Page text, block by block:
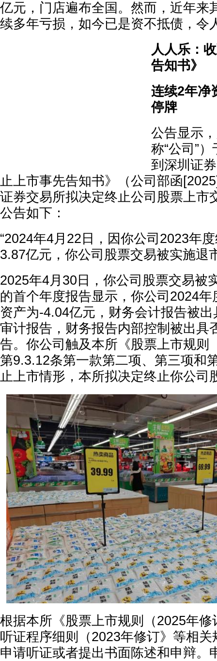
亿元，门店遍布全国。然而，近年来
续多年亏损，如今已是资不抵债，令
人人乐：
告知书》
连续2年净
停牌
公告显示
称“公司”
到深圳证
止上市事先告知书》（公司部函
证券交易所拟决定终止公司股票上市
公告如下：
“2024年4月22日，因你公司2023年
3.87亿元，你公司股票交易被实施退
2025年4月30日，你公司股票交易被
的首个年度报告显示，你公司2024
资产为-4.04亿元，财务会计报告被
审计报告，财务报告内部控制被出具
告。你公司触及本所《股票上市规则
第9.3.12条第一款第二项、第三项和
止上市情形，本所拟决定终止你公司
根据本所《股票上市规则（2025年
听证程序细则（2023年修订》等相
申请听证或者提出书面陈述和申辩。